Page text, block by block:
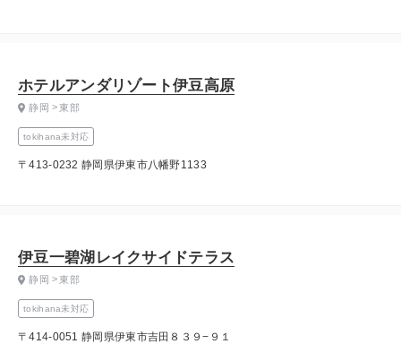
ホテルアンダリゾート伊豆高原
tokihana未対応
〒413-0232 静岡県伊東市八幡野1133
静岡 東部
伊豆一碧湖レイクサイドテラス
tokihana未対応
〒414-0051 静岡県伊東市吉田８３９−９１
静岡 東部